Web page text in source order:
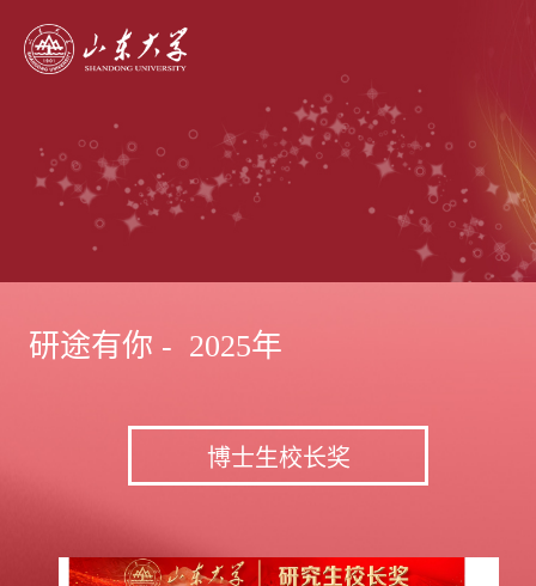
研途有你 - 2025年
博士生校长奖